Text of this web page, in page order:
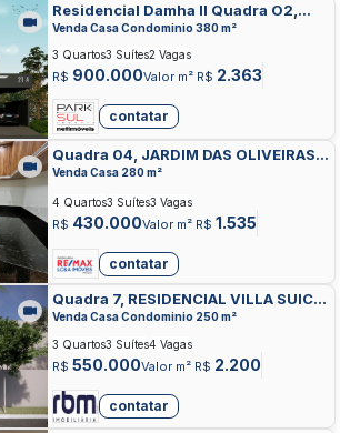
Residencial Damha II Quadra O2,
RESIDENCIAL E COMERCIAL DAMHA,
CIDADE OCIDENTAL
Venda Casa Condominio 380 m²
R$ 900.000Valor m² R$ 2.363
3 Quartos3 Suítes2 Vagas
contatar
Quadra 04, JARDIM DAS OLIVEIRAS,
CIDADE OCIDENTAL
Venda Casa 280 m²
R$ 430.000Valor m² R$ 1.535
4 Quartos3 Suítes3 Vagas
contatar
Quadra 7, RESIDENCIAL VILLA SUICA,
CIDADE OCIDENTAL
Venda Casa Condominio 250 m²
R$ 550.000Valor m² R$ 2.200
3 Quartos3 Suítes4 Vagas
contatar